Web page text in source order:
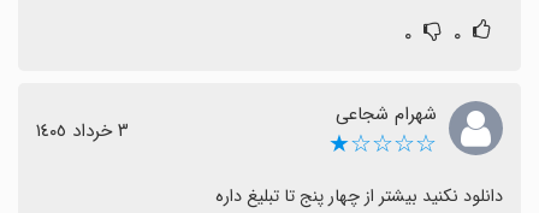
۰ ۰
شهرام شجاعی
☆☆☆☆★ ٣ خرداد ١٤٠٥
دانلود نکنید بیشتر از چهار پنج تا تبلیغ داره